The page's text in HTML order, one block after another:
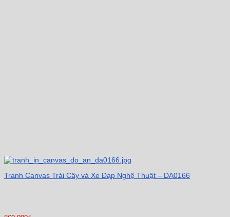
Tranh Canvas Trái Cây và Xe Đạp Nghệ Thuật – DA0166